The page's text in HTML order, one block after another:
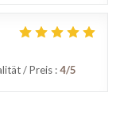
/ Preis :4/5